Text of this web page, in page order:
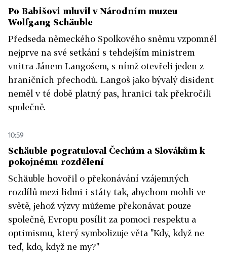
Po Babišovi mluvil v Národním muzeu
Wolfgang Schäuble
Předseda německého Spolkového sněmu vzpomněl
nejprve na své setkání s tehdejším ministrem
vnitra Jánem Langošem, s nímž otevřeli jeden z
hraničních přechodů. Langoš jako bývalý disident
neměl v té době platný pas, hranici tak překročili
společně.
10:59
Schäuble pogratuloval Čechům a Slovákům k
pokojnému rozdělení
Schäuble hovořil o překonávání vzájemných
rozdílů mezi lidmi i státy tak, abychom mohli ve
světě, jehož výzvy můžeme překonávat pouze
společně, Evropu posílit za pomoci respektu a
optimismu, který symbolizuje věta "Kdy, když ne
teď, kdo, když ne my?"